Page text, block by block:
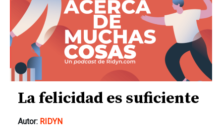
La felicidad es suficiente
Autor: RIDYN